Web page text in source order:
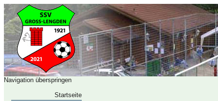
Navigation überspringen
Startseite